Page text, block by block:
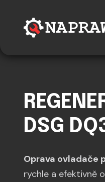
DSG
Oprava ovladače
rychle a efektivně